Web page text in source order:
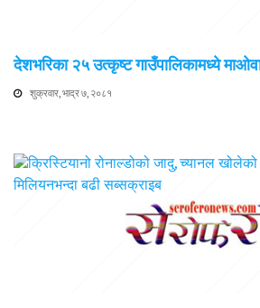
देशभरिका २५ उत्कृष्ट गाउँपालिकामध्ये
शुक्रवार, भाद्र ७, २०८१